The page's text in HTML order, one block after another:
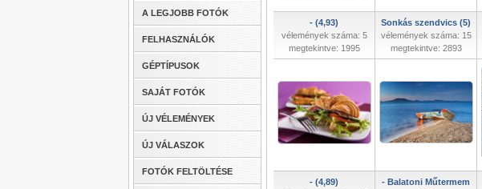
A LEGJOBB FOTÓK
FELHASZNÁLÓK
GÉPTÍPUSOK
SAJÁT FOTÓK
ÚJ VÉLEMÉNYEK
ÚJ VÁLASZOK
FOTÓK FELTÖLTÉSE
- (4,93)
vélemények száma: 5
megtekintve: 1995
Sonkás szendvics (5)
vélemények száma: 15
megtekintve: 2893
- (4,89)
- Balatoni Műtermem